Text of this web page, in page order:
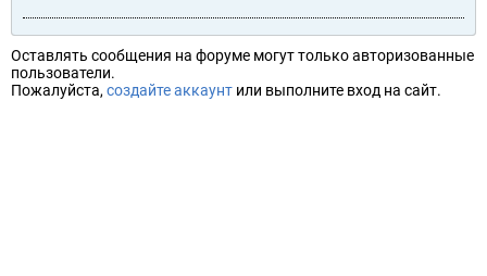
Оставлять сообщения на форуме могут только авторизованные
пользователи.
Пожалуйста, создайте аккаунт или выполните вход на сайт.